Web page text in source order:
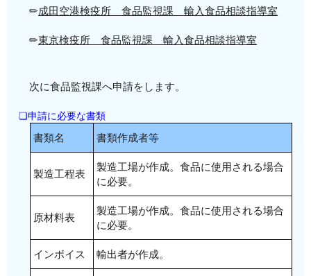
✏成田空港検疫所 食品監視課 輸入食品相談指導室
✏東京検疫所 食品監視課 輸入食品相談指導室
次に食品監視課へ申請をします。
❏申請に必要な書類
書類名 書類作成者等
製造工程表
製造工場が作成。食品に使用される場合
に必要。
原材料表
製造工場が作成。食品に使用される場合
に必要。
インボイス 輸出者が作成。